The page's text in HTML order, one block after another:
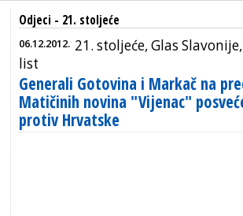
Odjeci - 21. stoljeće
06.12.2012. 21. stoljeće, Glas
list
Generali Gotovina i Markač na
Matičinih novina "Vijenac"
protiv Hrvatske